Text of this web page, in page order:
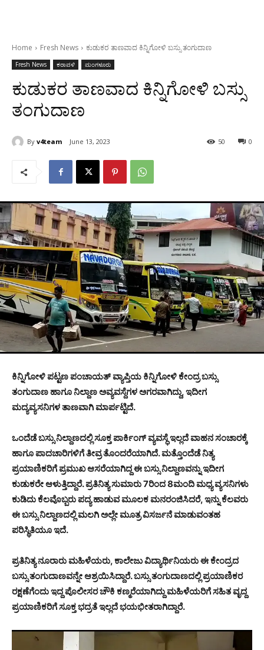
Home Fresh News ಕುಡುಕರ ತಾಣವಾದ ಕಿನ್ನಿಗೋಳಿ ಬಸ್ಸು ತಂಗುದಾಣ
Fresh News ಕರಾವಳಿ ಮಂಗಳೂರು
ಕುಡುಕರ ತಾಣವಾದ ಕಿನ್ನಿಗೋಳಿ ಬಸ್ಸು
ತಂಗುದಾಣ
By v4team June 13, 2023 0
50
ಕಿನ್ನಿಗೋಳಿ ಪಟ್ಟಣ ಪಂಚಾಯತ್ ವ್ಯಾಪ್ತಿಯ ಕಿನ್ನಿಗೋಳಿ ಕೇಂದ್ರ ಬಸ್ಸು
ತಂಗುದಾಣ ಹಾಗೂ ನಿಲ್ದಾಣ ಅವ್ಯವಸ್ದೆಗಳ ಅಗರವಾಗಿದ್ದು, ಇದೀಗ
ಮದ್ಯವ್ಯಸನಿಗಳ ತಾಣವಾಗಿ ಮಾರ್ಪಟ್ಟಿದೆ.
ಒಂದೆಡೆ ಬಸ್ಸು ನಿಲ್ದಾಣದಲ್ಲಿ ಸೂಕ್ತ ಪಾರ್ಕಿಂಗ್ ವ್ಯವಸ್ಧೆ ಇಲ್ಲದೆ ವಾಹನ ಸಂಚಾರಕ್ಕೆ
ಹಾಗೂ ಪಾದಚಾರಿಗಳಿಗೆ ತೀವ್ರ ತೊಂದರೆಯಾಗಿದೆ. ಮತ್ತೊಂದೆಡೆ ನಿತ್ಯ
ಪ್ರಯಾಣಿಕರಿಗೆ ಪ್ರಮುಖ ಆಸರೆಯಾಗಿದ್ದ ಈ ಬಸ್ಸು ನಿಲ್ದಾಣವನ್ನು ಇದೀಗ
ಕುಡುಕರೇ ಆಳುತ್ತಿದ್ದಾರೆ. ಪ್ರತಿನಿತ್ಯ ಸುಮಾರು 7ರಿಂದ 8ಮಂದಿ ಮಧ್ಯ ವ್ಯಸನಿಗಳು
ಕುಡಿದು ಕೆಲವೊಬ್ಬರು ಪದ್ಯ ಹಾಡುವ ಮೂಲಕ ಮನರಂಜಿಸಿದರೆ, ಇನ್ನು ಕೆಲವರು
ಈ ಬಸ್ಸು ನಿಲ್ದಾಣದಲ್ಲಿ ಮಲಗಿ ಅಲ್ಲೇ ಮೂತ್ರ ವಿಸರ್ಜನೆ ಮಾಡುವಂತಹ
ಪರಿಸ್ಥಿತಿಯೂ ಇದೆ.
ಪ್ರತಿನಿತ್ಯ ನೂರಾರು ಮಹಿಳೆಯರು, ಕಾಲೇಜು ವಿದ್ಯಾರ್ಥಿನಿಯರು ಈ ಕೇಂದ್ರದ
ಬಸ್ಸು ತಂಗುದಾಣವನ್ನೇ ಆಶ್ರಯಿಸಿದ್ದಾರೆ. ಬಸ್ಸು ತಂಗುದಾಣದಲ್ಲಿ ಪ್ರಯಾಣಿಕರ
ರಕ್ಷಣೆಗೆಂದು ಇದ್ದ ಪೊಲೀಸರ ಚೌಕಿ ಕಣ್ಮರೆಯಾಗಿದ್ದು ಮಹಿಳೆಯರಿಗೆ ಸಹಿತ ವೃದ್ದ
ಪ್ರಯಾಣಿಕರಿಗೆ ಸೂಕ್ತ ಭದ್ರತೆ ಇಲ್ಲದೆ ಭಯಭೀತರಾಗಿದ್ದಾರೆ.